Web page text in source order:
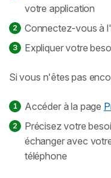
votre application
Connectez-vous à
Expliquer votre
Si vous n'êtes pas
Accéder à la page
Précisez votre
échanger avec
téléphone